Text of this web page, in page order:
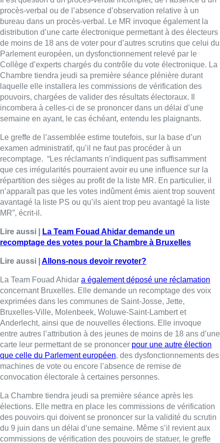
Le greffe de l’assemblée estime toutefois, sur la base d’un
examen administratif, qu’il ne faut pas procéder à un
recomptage. “Les réclamants n’indiquent pas suffisamment
que ces irrégularités pourraient avoir eu une influence sur la
répartition des sièges au profit de la liste MR. En particulier, il
n’apparaît pas que les votes indûment émis aient trop souvent
avantagé la liste PS ou qu’ils aient trop peu avantagé la liste
MR”, écrit-il.
Lire aussi |La Team Fouad Ahidar demande un
recomptage des votes pour la Chambre à Bruxelles
La Team Fouad Ahidara également déposé une réclamation
concernant Bruxelles. Elle demande un recomptage des voix
exprimées dans les communes de Saint-Josse, Jette,
Bruxelles-Ville, Molenbeek, Woluwe-Saint-Lambert et
Anderlecht, ainsi que de nouvelles élections. Elle invoque
entre autres l’attribution à des jeunes de moins de 18 ans d’une
carte leur permettant de se prononcer
machines de vote ou encore l’absence de remise de
convocation électorale à certaines personnes.
La Chambre tiendra jeudi sa première séance après les
élections. Elle mettra en place les commissions de vérification
des pouvoirs qui doivent se prononcer sur la validité du scrutin
du 9 juin dans un délai d’une semaine. Même s’il revient aux
commissions de vérification des pouvoirs de statuer, le greffe
juge que ces plaintes, si elles sont recevables, ne sont pas
fondées. Il propose dès lors à l’assemblée de déclarer valides
les opérations concernant l’élection de la Chambre dans ses
différentes circonscriptions ainsi que les opérations des
collèges électoraux du Parlement européen.
Lire aussi :
Deux personnes hospitalisées